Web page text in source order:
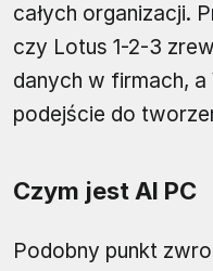
całych organizacji.
czy Lotus 1-2-3
danych w firmach, a
podejście do
Czym jest AI PC
Podobny punkt